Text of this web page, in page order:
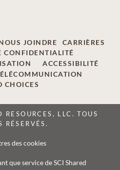
JOINDRE
CARRIÈRES
CONFIDENTIALITÉ
ACCESSIBILITÉ
CHOICES
LLC. TOUS
RÉSERVÉS.
des cookies
que service de SCI Shared